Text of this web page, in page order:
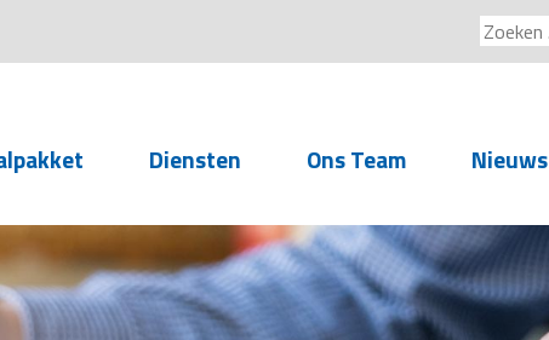
Zoeken
naar:
Diensten
Service voor
accountants- en
administratiekantoren
Ons Team Nieuws